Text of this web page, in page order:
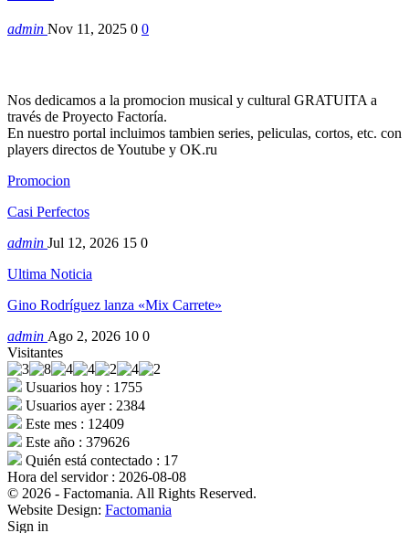
admin Nov 11, 2025 0 0
Nos dedicamos a la promocion musical y cultural GRATUITA a
través de Proyecto Factoría.
En nuestro portal incluimos tambien series, peliculas, cortos, etc. con
players directos de Youtube y OK.ru
Promocion
Casi Perfectos
admin Jul 12, 2026 15 0
Ultima Noticia
Gino Rodríguez lanza «Mix Carrete»
admin Ago 2, 2026 10 0
Visitantes
Usuarios hoy : 1755
Usuarios ayer : 2384
Este mes : 12409
Este año : 379626
Quién está contectado : 17
Hora del servidor : 2026-08-08
© 2026 - Factomania. All Rights Reserved.
Website Design: Factomania
Sign in